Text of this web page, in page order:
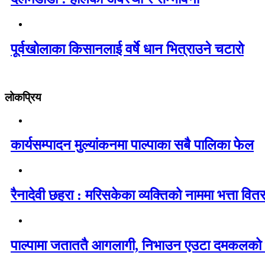
पूर्वखोलाका किसानलाई वर्षे धान भित्राउने चटारो
लोकप्रिय
कार्यसम्पादन मुल्यांकनमा पाल्पाका सबै पालिका फेल
रैनादेवी छहरा : मरिसकेका व्यक्तिको नाममा भत्ता
पाल्पामा जताततै आगलागी, निभाउन एउटा